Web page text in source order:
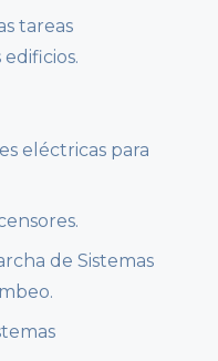
tareas
eléctricas para
de Sistemas